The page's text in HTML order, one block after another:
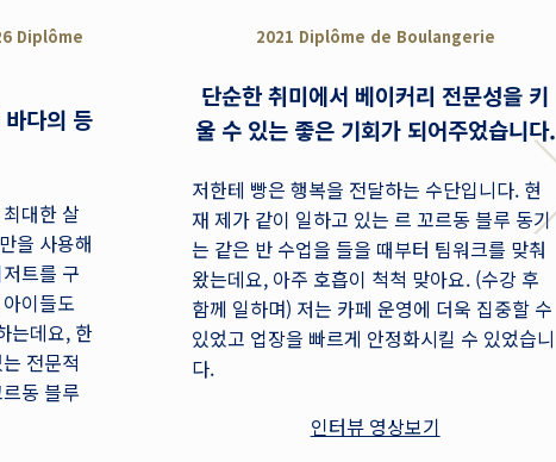
Diplôme
다의 등
대한 살
을 사용해
트를 구
이들도
는데요, 한
전문적
동 블루
2021 Diplôme de Boulangerie
단순한 취미에서 베이커리 전문성을 키
울 수 있는 좋은 기회가 되어주었습니다.
저한테 빵은 행복을 전달하는 수단입니다. 현
재 제가 같이 일하고 있는 르 꼬르동 블루 동기
는 같은 반 수업을 들을 때부터 팀워크를 맞춰
왔는데요, 아주 호흡이 척척 맞아요. (수강 후
함께 일하며) 저는 카페 운영에 더욱 집중할 수
있었고 업장을 빠르게 안정화시킬 수 있었습니
다.
인터뷰 영상보기